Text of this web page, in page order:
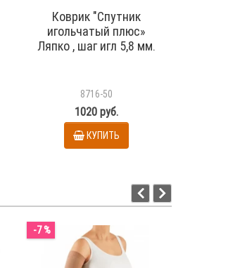
Коврик "Спутник
игольчатый плюс»
Ляпко , шаг игл 5,8 мм.
8716-50
1020 руб.
КУПИТЬ
-7 %